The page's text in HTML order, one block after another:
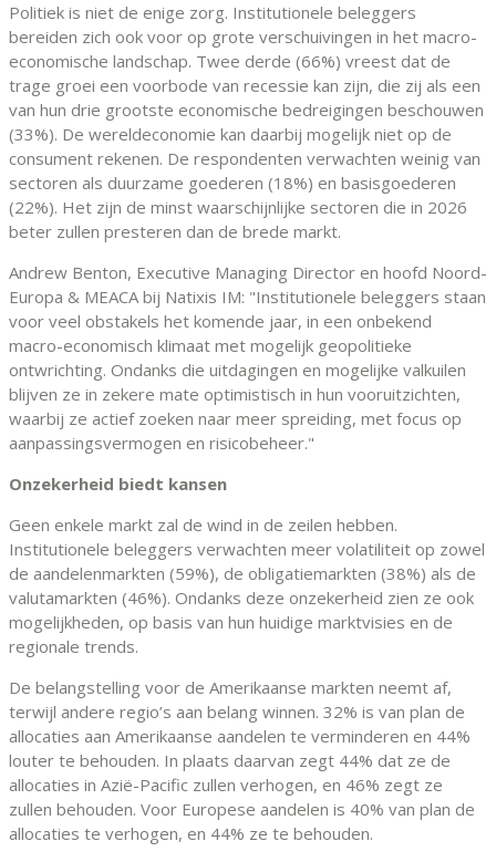
Politiek is niet de enige zorg. Institutionele beleggers
bereiden zich ook voor op grote verschuivingen in het macro-
economische landschap. Twee derde (66%) vreest dat de
trage groei een voorbode van recessie kan zijn, die zij als een
van hun drie grootste economische bedreigingen beschouwen
(33%). De wereldeconomie kan daarbij mogelijk niet op de
consument rekenen. De respondenten verwachten weinig van
sectoren als duurzame goederen (18%) en basisgoederen
(22%). Het zijn de minst waarschijnlijke sectoren die in 2026
beter zullen presteren dan de brede markt.
Andrew Benton, Executive Managing Director en hoofd Noord-
Europa & MEACA bij Natixis IM: "Institutionele beleggers staan
voor veel obstakels het komende jaar, in een onbekend
macro-economisch klimaat met mogelijk geopolitieke
ontwrichting. Ondanks die uitdagingen en mogelijke valkuilen
blijven ze in zekere mate optimistisch in hun vooruitzichten,
waarbij ze actief zoeken naar meer spreiding, met focus op
aanpassingsvermogen en risicobeheer."
Onzekerheid biedt kansen
Geen enkele markt zal de wind in de zeilen hebben.
Institutionele beleggers verwachten meer volatiliteit op zowel
de aandelenmarkten (59%), de obligatiemarkten (38%) als de
valutamarkten (46%). Ondanks deze onzekerheid zien ze ook
mogelijkheden, op basis van hun huidige marktvisies en de
regionale trends.
De belangstelling voor de Amerikaanse markten neemt af,
terwijl andere regio’s aan belang winnen. 32% is van plan de
allocaties aan Amerikaanse aandelen te verminderen en 44%
louter te behouden. In plaats daarvan zegt 44% dat ze de
allocaties in Azië-Pacific zullen verhogen, en 46% zegt ze
zullen behouden. Voor Europese aandelen is 40% van plan de
allocaties te verhogen, en 44% ze te behouden.